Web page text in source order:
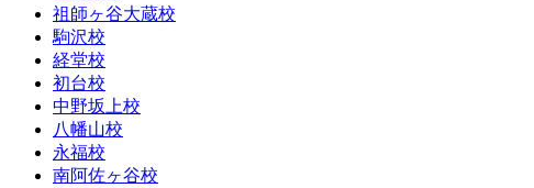
祖師ヶ谷大蔵校
駒沢校
経堂校
初台校
中野坂上校
八幡山校
永福校
南阿佐ヶ谷校